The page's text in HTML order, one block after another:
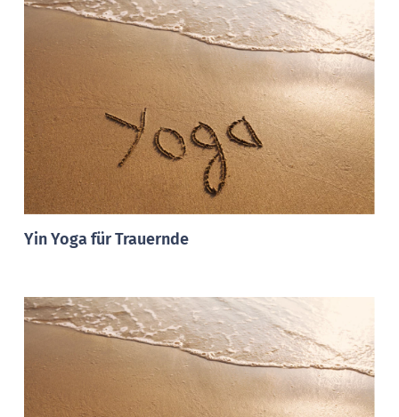
Yin Yoga für Trauernde